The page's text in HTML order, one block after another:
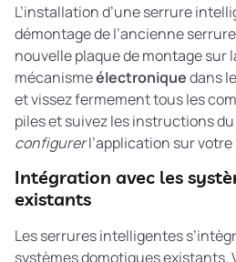
L’installation d’une serrure
démontage de l’ancienne
nouvelle plaque de montage sur
mécanismeélectroniquedans
et vissez fermement tous les
piles et suivez les instructions
configurerl’application sur
Intégration avec les
existants
Les serrures intelligentes
systèmes domotiques existants.